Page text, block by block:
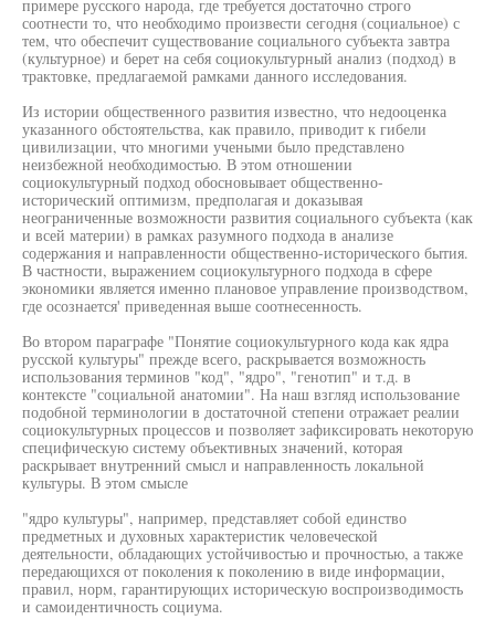
примере русского народа, где требуется достаточно строго
соотнести то, что необходимо произвести сегодня (социальное) с
тем, что обеспечит существование социального субъекта завтра
(культурное) и берет на себя социокультурный анализ (подход) в
трактовке, предлагаемой рамками данного исследования.
Из истории общественного развития известно, что недооценка
указанного обстоятельства, как правило, приводит к гибели
цивилизации, что многими учеными было представлено
неизбежной необходимостью. В этом отношении
социокультурный подход обосновывает общественно-
исторический оптимизм, предполагая и доказывая
неограниченные возможности развития социального субъекта (как
и всей материи) в рамках разумного подхода в анализе
содержания и направленности общественно-исторического бытия.
В частности, выражением социокультурного подхода в сфере
экономики является именно плановое управление производством,
где осознается' приведенная выше соотнесенность.
Во втором параграфе "Понятие социокультурного кода как ядра
русской культуры" прежде всего, раскрывается возможность
использования терминов "код", "ядро", "генотип" и т.д. в
контексте "социальной анатомии". На наш взгляд использование
подобной терминологии в достаточной степени отражает реалии
социокультурных процессов и позволяет зафиксировать некоторую
специфическую систему объективных значений, которая
раскрывает внутренний смысл и направленность локальной
культуры. В этом смысле
"ядро культуры", например, представляет собой единство
предметных и духовных характеристик человеческой
деятельности, обладающих устойчивостью и прочностью, а также
передающихся от поколения к поколению в виде информации,
правил, норм, гарантирующих историческую воспроизводимость
и самоидентичность социума.